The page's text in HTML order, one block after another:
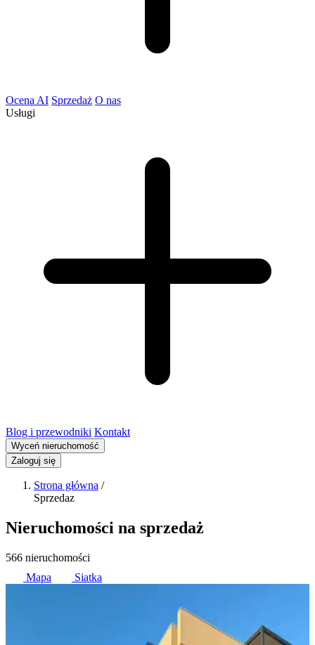
Ocena AI Sprzedaż O nas
Usługi
Blog i przewodniki Kontakt
Wyceń nieruchomość
Zaloguj się
Strona główna /
Sprzedaz
Nieruchomości na sprzedaż
566 nieruchomości
Mapa
Siatka